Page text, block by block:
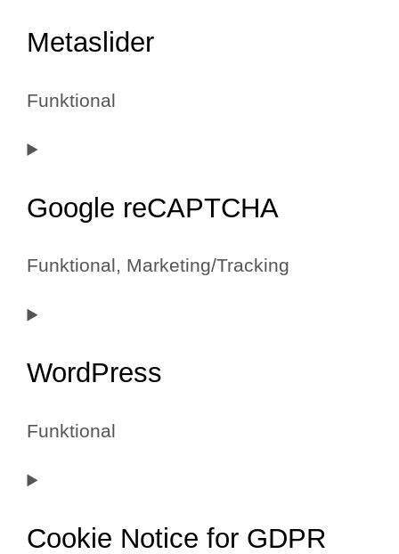
Metaslider
Funktional
Consent
service
Google reCAPTCHA
Funktional, Marketing/Tracking
Consent
service
recaptcha
WordPress
Funktional
Consent
service
Cookie Notice for GDPR